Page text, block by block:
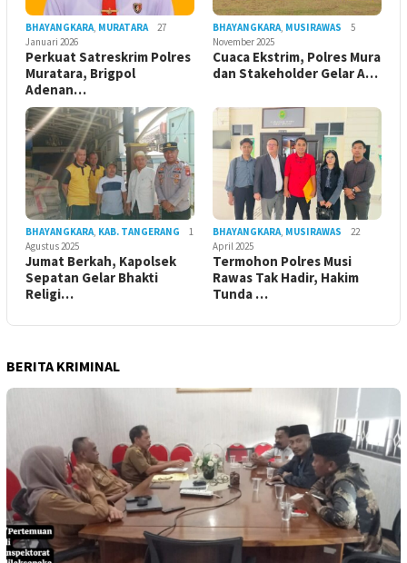
BHAYANGKARA MURATARA
27
Januari 2026
Perkuat Satreskrim Polres
Muratara, Brigpol
Adenan…
BHAYANGKARA MUSIRAWAS
5
November 2025
Cuaca Ekstrim, Polres Mura
dan Stakeholder Gelar A…
BHAYANGKARA KAB. TANGERANG
1
Agustus 2025
Jumat Berkah, Kapolsek
Sepatan Gelar Bhakti
Religi…
BHAYANGKARA MUSIRAWAS
22
April 2025
Termohon Polres Musi
Rawas Tak Hadir, Hakim
Tunda …
BERITA KRIMINAL